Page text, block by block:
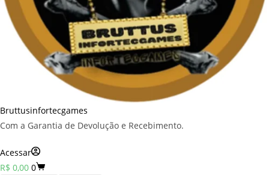
Bruttusinfortecgames
Com a Garantia de Devolução e Recebimento.
Acessar
Carrinho
R$ 0,00 0